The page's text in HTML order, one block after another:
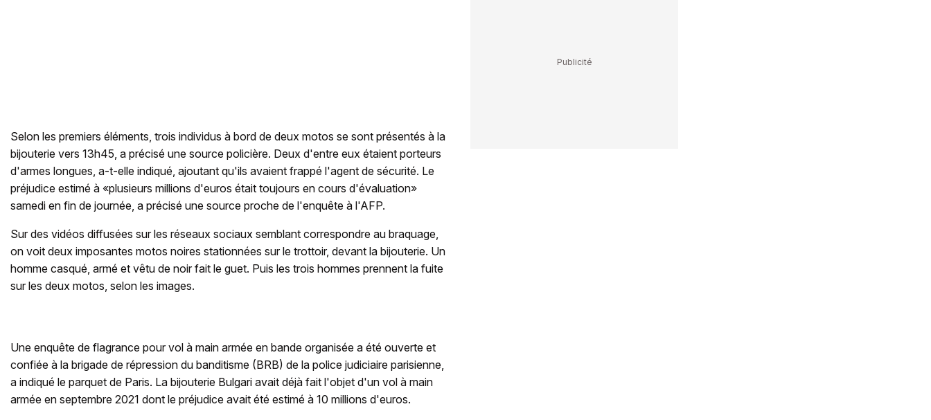
Selon les premiers éléments, trois individus à bord de deux motos se sont présentés à la
bijouterie vers 13h45, a précisé une source policière. Deux d'entre eux étaient porteurs
d'armes longues, a-t-elle indiqué, ajoutant qu'ils avaient frappé l'agent de sécurité. Le
préjudice estimé à «plusieurs millions d'euros était toujours en cours d'évaluation»
samedi en fin de journée, a précisé une source proche de l'enquête à l'AFP.
Sur des vidéos diffusées sur les réseaux sociaux semblant correspondre au braquage,
on voit deux imposantes motos noires stationnées sur le trottoir, devant la bijouterie. Un
homme casqué, armé et vêtu de noir fait le guet. Puis les trois hommes prennent la fuite
sur les deux motos, selon les images.
Une enquête de flagrance pour vol à main armée en bande organisée a été ouverte et
confiée à la brigade de répression du banditisme (BRB) de la police judiciaire parisienne,
a indiqué le parquet de Paris. La bijouterie Bulgari avait déjà fait l'objet d'un vol à main
armée en septembre 2021 dont le préjudice avait été estimé à 10 millions d'euros.